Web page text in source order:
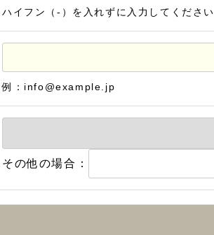
ハイフン（-）を入れずに入力してください
例：info@example.jp
その他の場合：